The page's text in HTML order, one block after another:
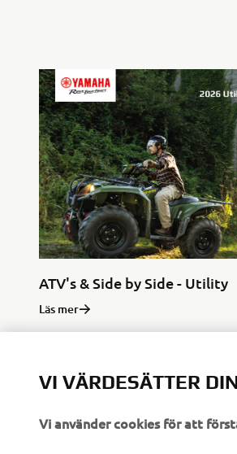
ATV's & Side by Side - Utility
Läs mer
VI VÄRDESÄTTER
Vi använder cookies för att